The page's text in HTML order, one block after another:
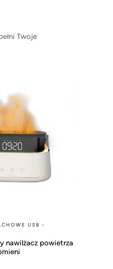
Twoje
USB -
nawilżacz powietrza